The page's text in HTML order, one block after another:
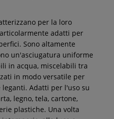
per la loro
adatti per
Sono altamente
un'asciugatura uniforme
in acqua, miscelabili tra
in modo versatile per
Adatti per l'uso su
legno, tela, cartone,
plastiche. Una volta